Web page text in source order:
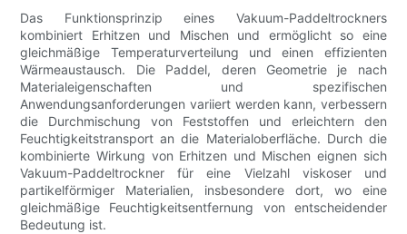
Das Funktionsprinzip eines Vakuum-Paddeltrockners
kombiniert Erhitzen und Mischen und ermöglicht so eine
gleichmäßige Temperaturverteilung und einen effizienten
Wärmeaustausch. Die Paddel, deren Geometrie je nach
Materialeigenschaften und spezifischen
Anwendungsanforderungen variiert werden kann, verbessern
die Durchmischung von Feststoffen und erleichtern den
Feuchtigkeitstransport an die Materialoberfläche. Durch die
kombinierte Wirkung von Erhitzen und Mischen eignen sich
Vakuum-Paddeltrockner für eine Vielzahl viskoser und
partikelförmiger Materialien, insbesondere dort, wo eine
gleichmäßige Feuchtigkeitsentfernung von entscheidender
Bedeutung ist.